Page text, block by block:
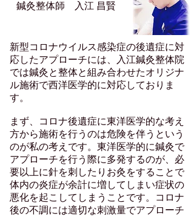
​鍼灸整体師 入江 昌賢
​新型コロナウイルス感染症の後遺症に対
応したアプローチには、入江鍼灸整体院
では鍼灸と整体と組み合わせたオリジナ
ル施術で西洋医学的に対応しておりま
す。
まず、コロナ後遺症に東洋医学的な考え
方から施術を行うのは危険を伴うという
のが私の考えです。東洋医学的に鍼灸で
アプローチを行う際に多発するのが、必
要以上に針を刺したりお灸をすることで
体内の炎症が余計に増してしまい症状の
悪化を起こしてしまうことです。コロナ
後の不調には適切な刺激量でアプローチ